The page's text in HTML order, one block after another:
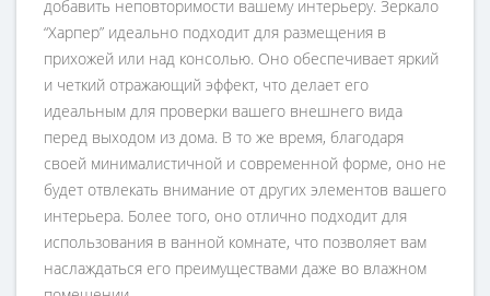
добавить неповторимости вашему интерьеру. Зеркало
“Харпер” идеально подходит для размещения в
прихожей или над консолью. Оно обеспечивает яркий
и четкий отражающий эффект, что делает его
идеальным для проверки вашего внешнего вида
перед выходом из дома. В то же время, благодаря
своей минималистичной и современной форме, оно не
будет отвлекать внимание от других элементов вашего
интерьера. Более того, оно отлично подходит для
использования в ванной комнате, что позволяет вам
наслаждаться его преимуществами даже во влажном